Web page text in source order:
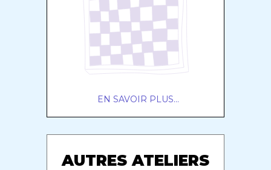
EN SAVOIR PLUS...
AUTRES ATELIERS